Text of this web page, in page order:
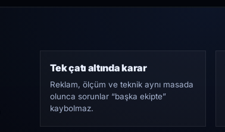
Tek çatı altında karar
Reklam, ölçüm ve teknik aynı masada
olunca sorunlar “başka ekipte”
kaybolmaz.